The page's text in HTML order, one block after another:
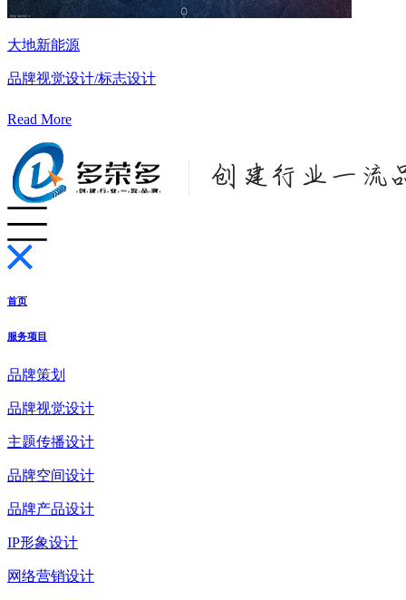
大地新能源
品牌视觉设计/标志设计
Read More
首页
服务项目
品牌策划
品牌视觉设计
主题传播设计
品牌空间设计
品牌产品设计
IP形象设计
网络营销设计